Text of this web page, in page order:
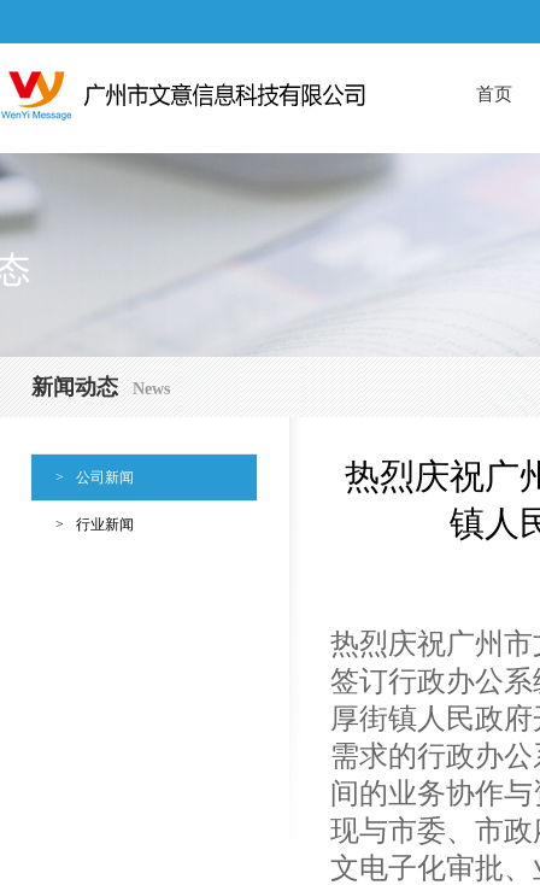
首页
新闻动态 News
> 公司新闻
> 行业新闻
热烈庆祝广
镇人
热烈庆祝广州
签订行政办公
厚街镇人民政
需求的行政办
间的业务协作
现与市委、市
文电子化审批